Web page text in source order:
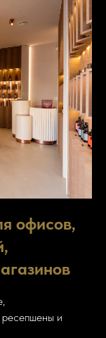
офисов,
ресепшены и